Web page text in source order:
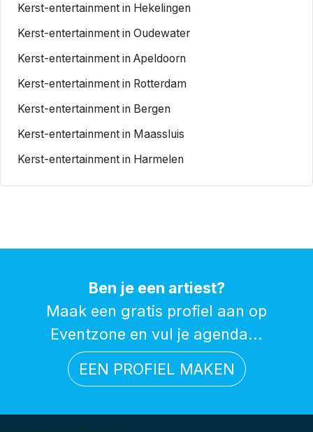
Kerst-entertainment in Hekelingen
Kerst-entertainment in Oudewater
Kerst-entertainment in Apeldoorn
Kerst-entertainment in Rotterdam
Kerst-entertainment in Bergen
Kerst-entertainment in Maassluis
Kerst-entertainment in Harmelen
Ben je een artiest?
Maak een gratis profiel aan op
Eventzone en vul je agenda...
EEN PROFIEL MAKEN